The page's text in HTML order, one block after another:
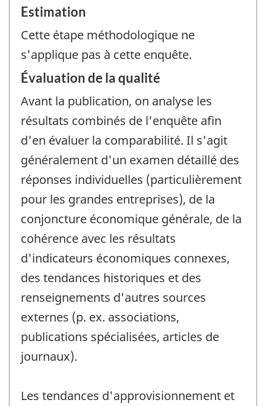
Estimation
Cette étape méthodologique ne
s'applique pas à cette enquête.
Évaluation de la qualité
Avant la publication, on analyse les
résultats combinés de l'enquête afin
d'en évaluer la comparabilité. Il s'agit
généralement d'un examen détaillé des
réponses individuelles (particulièrement
pour les grandes entreprises), de la
conjoncture économique générale, de la
cohérence avec les résultats
d'indicateurs économiques connexes,
des tendances historiques et des
renseignements d'autres sources
externes (p. ex. associations,
publications spécialisées, articles de
journaux).
Les tendances d'approvisionnement et